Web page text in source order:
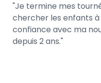
Je termine mes
chercher les enfants à
confiance avec ma
depuis 2 ans.